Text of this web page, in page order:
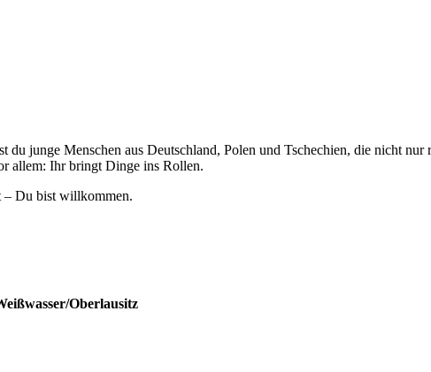
junge Menschen aus Deutschland, Polen und Tschechien, die nicht
allem: Ihr bringt Dinge ins Rollen.
– Du bist willkommen.
Oberlausitz